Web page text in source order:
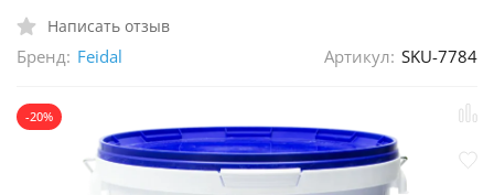
Написать отзыв
Бренд: Feidal Артикул: SKU-7784
-20%